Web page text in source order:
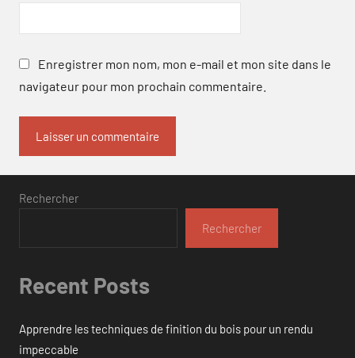
Enregistrer mon nom, mon e-mail et mon site dans le
navigateur pour mon prochain commentaire.
Rechercher
Rechercher
Recent Posts
Apprendre les techniques de finition du bois pour un rendu
impeccable